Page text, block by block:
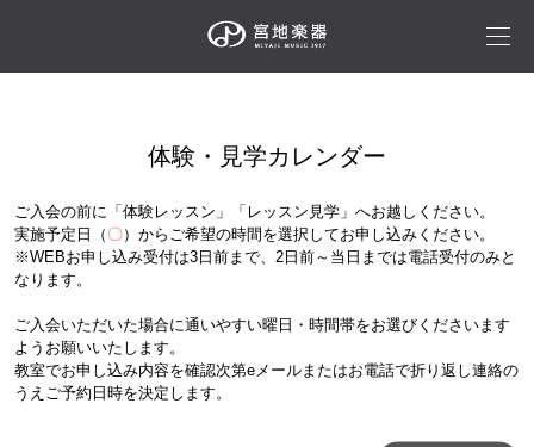
体験・見学カレンダー
ご入会の前に「体験レッスン」「レッスン見学」へお越しください。
実施予定日（ 〇）からご希望の時間を選択してお申し込みください。
※WEBお申し込み受付は3日前まで、2日前～当日までは電話受付のみと
なります。
ご入会いただいた場合に通いやすい曜日・時間帯をお選びくださいます
ようお願いいたします。
教室でお申し込み内容を確認次第eメールまたはお電話で折り返し連絡の
うえご予約日時を決定します。